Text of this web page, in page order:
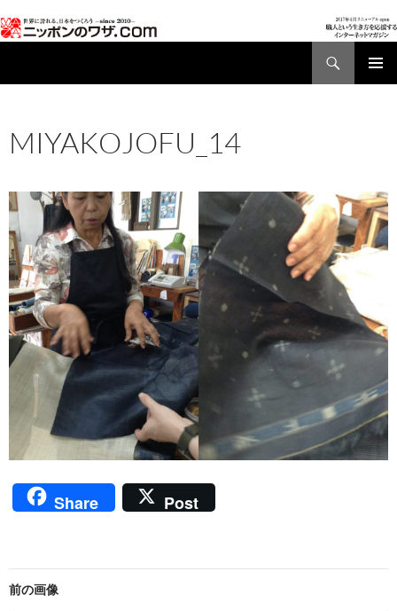
ン
ツ
ス
キ
ッ
プ
MIYAKOJOFU_14
Share Post
前の画像